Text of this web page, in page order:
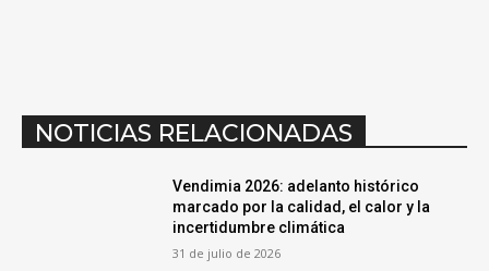
NOTICIAS RELACIONADAS
Vendimia 2026: adelanto histórico
marcado por la calidad, el calor y la
incertidumbre climática
31 de julio de 2026